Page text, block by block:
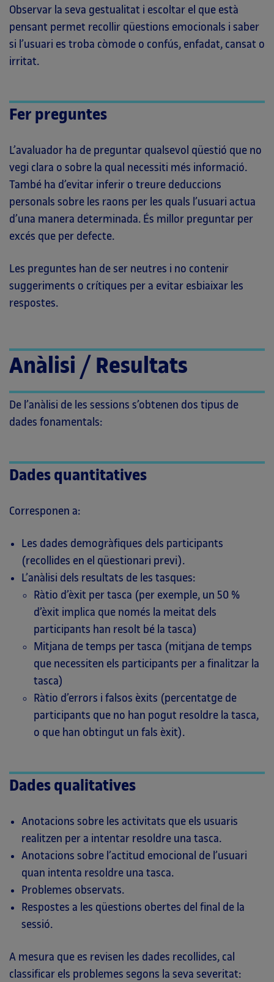
Observar la seva gestualitat i escoltar el que està
pensant permet recollir qüestions emocionals i saber
si l’usuari es troba còmode o confús, enfadat, cansat o
irritat.
Fer preguntes
L’avaluador ha de preguntar qualsevol qüestió que no
vegi clara o sobre la qual necessiti més informació.
També ha d’evitar inferir o treure deduccions
personals sobre les raons per les quals l’usuari actua
d’una manera determinada. És millor preguntar per
excés que per defecte.
Les preguntes han de ser neutres i no contenir
suggeriments o crítiques per a evitar esbiaixar les
respostes.
Anàlisi / Resultats
De l’anàlisi de les sessions s’obtenen dos tipus de
dades fonamentals:
Dades quantitatives
Corresponen a:
Les dades demogràfiques dels participants
(recollides en el qüestionari previ).
L’anàlisi dels resultats de les tasques:
Ràtio d’èxit per tasca (per exemple, un 50 %
d’èxit implica que només la meitat dels
participants han resolt bé la tasca)
Mitjana de temps per tasca (mitjana de temps
que necessiten els participants per a finalitzar la
tasca)
Ràtio d’errors i falsos èxits (percentatge de
participants que no han pogut resoldre la tasca,
o que han obtingut un fals èxit).
Dades qualitatives
Anotacions sobre les activitats que els usuaris
realitzen per a intentar resoldre una tasca.
Anotacions sobre l’actitud emocional de l’usuari
quan intenta resoldre una tasca.
Problemes observats.
Respostes a les qüestions obertes del final de la
sessió.
A mesura que es revisen les dades recollides, cal
classificar els problemes segons la seva severitat: